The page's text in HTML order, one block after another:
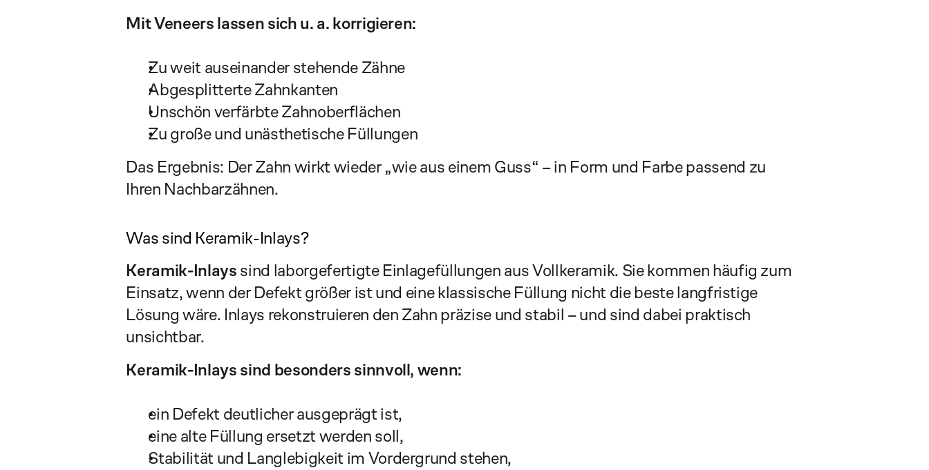
Mit Veneers lassen sich u. a. korrigieren:
Zu weit auseinander stehende Zähne
Abgesplitterte Zahnkanten
Unschön verfärbte Zahnoberflächen
Zu große und unästhetische Füllungen
Das Ergebnis: Der Zahn wirkt wieder „wie aus einem Guss“ – in Form und Farbe passend zu
Ihren Nachbarzähnen.
Was sind Keramik-Inlays?
Keramik-Inlays sind laborgefertigte Einlagefüllungen aus Vollkeramik. Sie kommen häufig zum
Einsatz, wenn der Defekt größer ist und eine klassische Füllung nicht die beste langfristige
Lösung wäre. Inlays rekonstruieren den Zahn präzise und stabil – und sind dabei praktisch
unsichtbar.
Keramik-Inlays sind besonders sinnvoll, wenn:
ein Defekt deutlicher ausgeprägt ist,
eine alte Füllung ersetzt werden soll,
Stabilität und Langlebigkeit im Vordergrund stehen,